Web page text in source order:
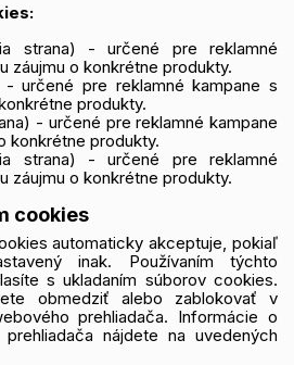
strana) - určené pre reklamné
záujmu o konkrétne produkty.
určené pre reklamné kampane s
produkty.
- určené pre reklamné kampane
konkrétne produkty.
strana) - určené pre reklamné
záujmu o konkrétne produkty.
cookies
automaticky akceptuje, pokiaľ
inak. Používaním týchto
s ukladaním súborov cookies.
obmedziť alebo zablokovať v
prehliadača. Informácie o
nájdete na uvedených